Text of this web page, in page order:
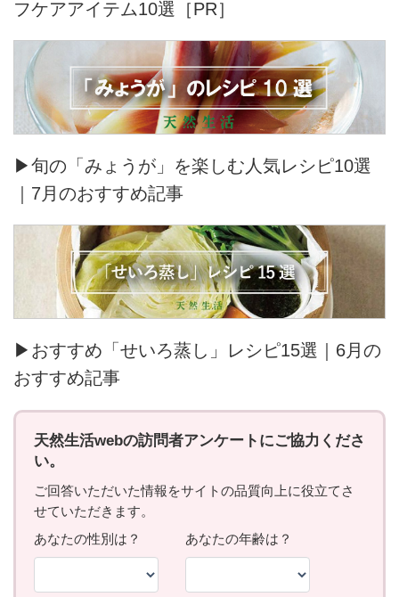
フケアアイテム10選［PR］
▶旬の「みょうが」を楽しむ人気レシピ10選
｜7月のおすすめ記事
▶おすすめ「せいろ蒸し」レシピ15選｜6月の
おすすめ記事